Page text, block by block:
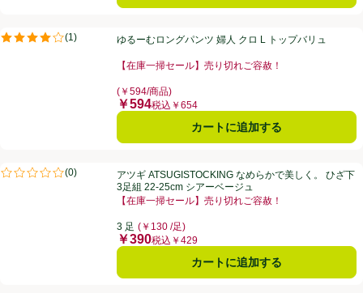
ゆるーむロングパンツ 婦人 クロ L トップバリュ
(1 )
評価は1件のレビューで5点中4.0点。ゆるーむロングパンツ 婦人 クロ L トップバリュ
【在庫一掃セール】売り切れご容赦！
(￥594/商品)
価格
￥594税込￥654
カートに追加する
アツギ ATSUGISTOCKING なめらかで美しく。 ひざ下 3足組 22-
(0)
評価は0件のレビューで5点中0.0点。アツギ ATSUGISTOCKING なめらかで美しく。 ひざ下
3足組 22-25cm シアーベージュ
【在庫一掃セール】売り切れご容赦！
3 足 (￥130 /足)
価格
￥390税込￥429
カートに追加する